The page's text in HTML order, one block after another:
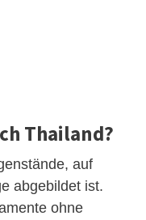
Thailand?
auf
abgebildet ist.
ohne